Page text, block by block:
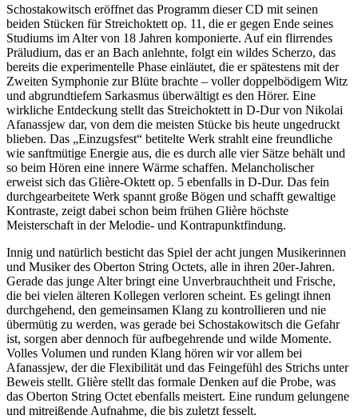
Schostakowitsch eröffnet das Programm dieser CD mit seinen
beiden Stücken für Streichoktett op. 11, die er gegen Ende seines
Studiums im Alter von 18 Jahren komponierte. Auf ein flirrendes
Präludium, das er an Bach anlehnte, folgt ein wildes Scherzo, das
bereits die experimentelle Phase einläutet, die er spätestens mit der
Zweiten Symphonie zur Blüte brachte – voller doppelbödigem Witz
und abgrundtiefem Sarkasmus überwältigt es den Hörer. Eine
wirkliche Entdeckung stellt das Streichoktett in D-Dur von Nikolai
Afanassjew dar, von dem die meisten Stücke bis heute ungedruckt
blieben. Das „Einzugsfest“ betitelte Werk strahlt eine freundliche
wie sanftmütige Energie aus, die es durch alle vier Sätze behält und
so beim Hören eine innere Wärme schaffen. Melancholischer
erweist sich das Glière-Oktett op. 5 ebenfalls in D-Dur. Das fein
durchgearbeitete Werk spannt große Bögen und schafft gewaltige
Kontraste, zeigt dabei schon beim frühen Glière höchste
Meisterschaft in der Melodie- und Kontrapunktfindung.
Innig und natürlich besticht das Spiel der acht jungen Musikerinnen
und Musiker des Oberton String Octets, alle in ihren 20er-Jahren.
Gerade das junge Alter bringt eine Unverbrauchtheit und Frische,
die bei vielen älteren Kollegen verloren scheint. Es gelingt ihnen
durchgehend, den gemeinsamen Klang zu kontrollieren und nie
übermütig zu werden, was gerade bei Schostakowitsch die Gefahr
ist, sorgen aber dennoch für aufbegehrende und wilde Momente.
Volles Volumen und runden Klang hören wir vor allem bei
Afanassjew, der die Flexibilität und das Feingefühl des Strichs unter
Beweis stellt. Glière stellt das formale Denken auf die Probe, was
das Oberton String Octet ebenfalls meistert. Eine rundum gelungene
und mitreißende Aufnahme, die bis zuletzt fesselt.